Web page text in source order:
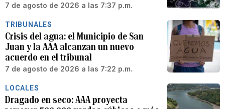
7 de agosto de 2026 a las 7:37 p.m.
TRIBUNALES
Crisis del agua: el Municipio de San
Juan y la AAA alcanzan un nuevo
acuerdo en el tribunal
7 de agosto de 2026 a las 7:22 p.m.
LOCALES
Dragado en seco: AAA proyecta